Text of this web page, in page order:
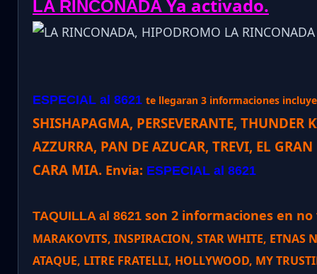
LA RINCONADA Ya activado.
ESPECIAL al 8621 te llegaran 3 informaciones
SHISHAPAGMA, PERSEVERANTE,
AZZURRA, PAN DE AZUCAR, TREVI, EL
CARA MIA. Envia: ESPECIAL al 8621
TAQUILLA al 8621 son 2 informaciones en no
MARAKOVITS, INSPIRACION, STAR WHITE, ETNAS
ATAQUE, LITRE FRATELLI, HOLLYWOOD, MY